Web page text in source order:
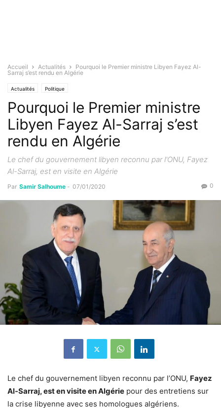
Accueil Actualités
Pourquoi le Premier ministre Libyen Fayez Al-
Sarraj s’est rendu en Algérie
Actualités Politique
Pourquoi le Premier ministre
Libyen Fayez Al-Sarraj s’est
rendu en Algérie
Le chef du gouvernement libyen reconnu par l'ONU, Fayez
Al-Sarraj, est en visite en Algérie
Par Samir Salhoume - 07/01/2020 0
Le chef du gouvernement libyen reconnu par l’ONU, Fayez
Al-Sarraj, est en visite en Algérie pour des entretiens sur
la crise libyenne avec ses homologues algériens.